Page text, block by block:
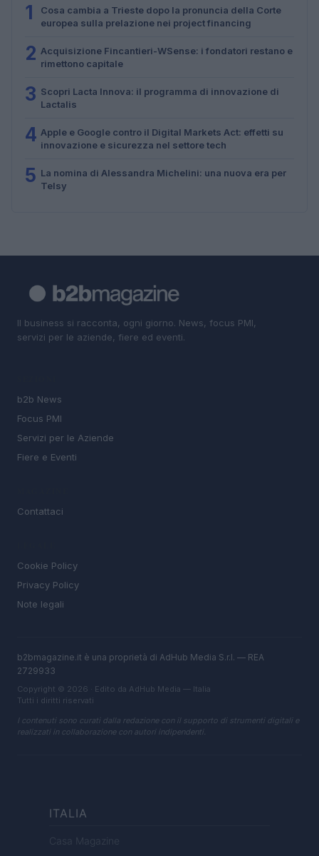
1
Cosa cambia a Trieste dopo la pronuncia della Corte
europea sulla prelazione nei project financing
2 Acquisizione Fincantieri-WSense: i fondatori restano e
rimettono capitale
3 Scopri Lacta Innova: il programma di innovazione di
Lactalis
4 Apple e Google contro il Digital Markets Act: effetti su
innovazione e sicurezza nel settore tech
5 La nomina di Alessandra Michelini: una nuova era per
Telsy
Il business si racconta, ogni giorno. News, focus PMI,
servizi per le aziende, fiere ed eventi.
b2b News
Focus PMI
Servizi per le Aziende
Fiere e Eventi
Contattaci
Cookie Policy
Privacy Policy
Note legali
b2bmagazine.it è una proprietà di AdHub Media S.r.l. — REA
2729933
Copyright © 2026 · Edito da AdHub Media — Italia
Tutti i diritti riservati
I contenuti sono curati dalla redazione con il supporto di strumenti digitali e
realizzati in collaborazione con autori indipendenti.
ITALIA
Casa Magazine